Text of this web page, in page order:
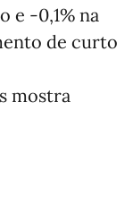
e -0,1% na
de curto
mostra